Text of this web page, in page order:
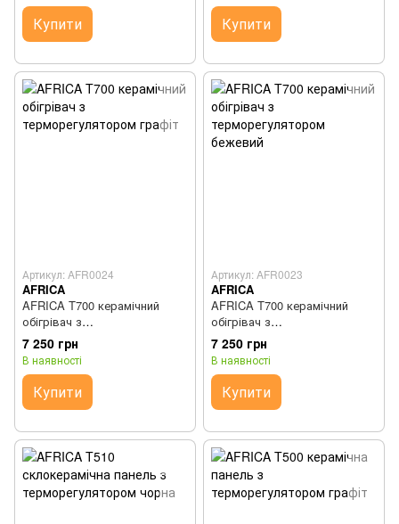
Купити Купити
Артикул: AFR0024
AFRICA
AFRICA T700 керамічний
обігрівач з
терморегулятором графіт
7 250 грн
В наявності
Купити
Артикул: AFR0023
AFRICA
AFRICA T700 керамічний
обігрівач з
терморегулятором бежевий
7 250 грн
В наявності
Купити